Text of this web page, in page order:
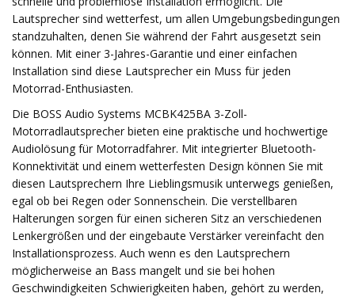
Lautsprecher sind wetterfest, um allen Umgebungsbedingungen
standzuhalten, denen Sie während der Fahrt ausgesetzt sein
können. Mit einer 3-Jahres-Garantie und einer einfachen
Installation sind diese Lautsprecher ein Muss für jeden
Motorrad-Enthusiasten.
Die BOSS Audio Systems MCBK425BA 3-Zoll-
Motorradlautsprecher bieten eine praktische und hochwertige
Audiolösung für Motorradfahrer. Mit integrierter Bluetooth-
Konnektivität und einem wetterfesten Design können Sie mit
diesen Lautsprechern Ihre Lieblingsmusik unterwegs genießen,
egal ob bei Regen oder Sonnenschein. Die verstellbaren
Halterungen sorgen für einen sicheren Sitz an verschiedenen
Lenkergrößen und der eingebaute Verstärker vereinfacht den
Installationsprozess. Auch wenn es den Lautsprechern
möglicherweise an Bass mangelt und sie bei hohen
Geschwindigkeiten Schwierigkeiten haben, gehört zu werden,